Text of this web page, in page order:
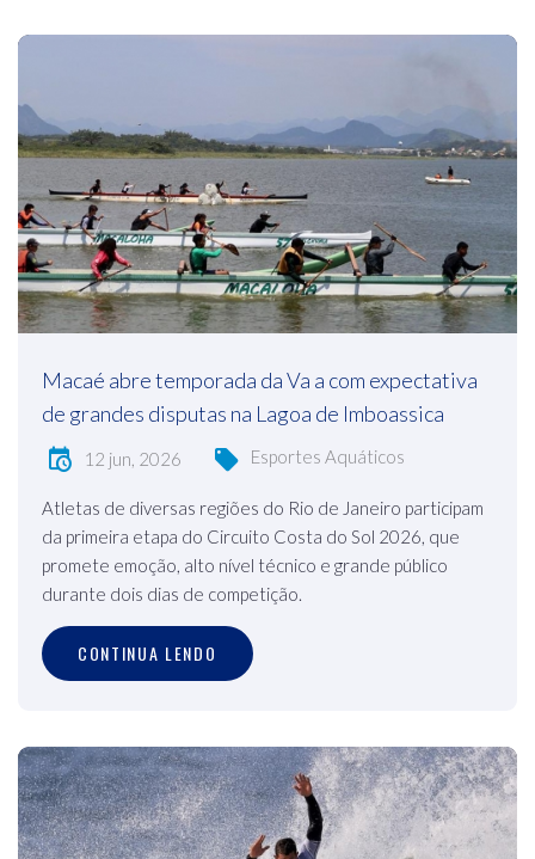
Macaé abre temporada da Va a com expectativa
de grandes disputas na Lagoa de Imboassica
12 jun, 2026 Esportes Aquáticos
Atletas de diversas regiões do Rio de Janeiro participam
da primeira etapa do Circuito Costa do Sol 2026, que
promete emoção, alto nível técnico e grande público
durante dois dias de competição.
CONTINUA LENDO